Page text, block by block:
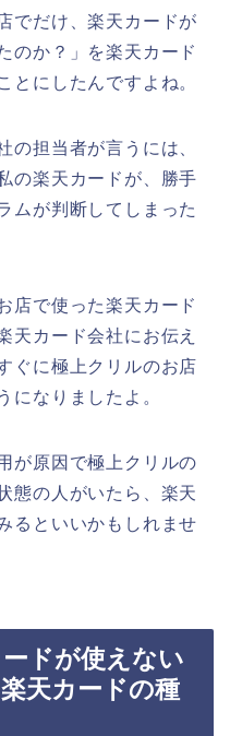
でだけ、楽天カードが
のか？」を楽天カード
とにしたんですよね。
の担当者が言うには、
の楽天カードが、勝手
ムが判断してしまった
店で使った楽天カード
天カード会社にお伝え
ぐに極上クリルのお店
になりましたよ。
が原因で極上クリルの
態の人がいたら、楽天
るといいかもしれませ
ドが使えない
天カードの種